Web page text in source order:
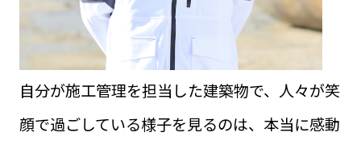
自分が施工管理を担当した建築物で、人々が笑
顔で過ごしている様子を見るのは、本当に感動